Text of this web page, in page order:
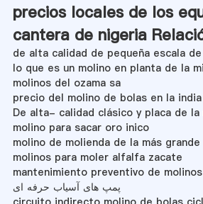
precios locales de los
cantera de nigeria
de alta calidad de pequeña escala
lo que es un molino en planta de la
molinos del ozama sa
precio del molino de bolas en la india
De alta- calidad clásico y placa de la
molino para sacar oro inico
molino de molienda de la más
molinos para moler alfalfa zacate
mantenimiento preventivo de
پمپ های آسیاب حرفه ای